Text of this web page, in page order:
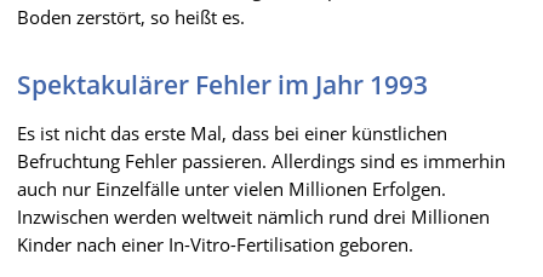
Boden zerstört, so heißt es.
Spektakulärer Fehler im Jahr 1993
Es ist nicht das erste Mal, dass bei einer künstlichen
Befruchtung Fehler passieren. Allerdings sind es immerhin
auch nur Einzelfälle unter vielen Millionen Erfolgen.
Inzwischen werden weltweit nämlich rund drei Millionen
Kinder nach einer In-Vitro-Fertilisation geboren.